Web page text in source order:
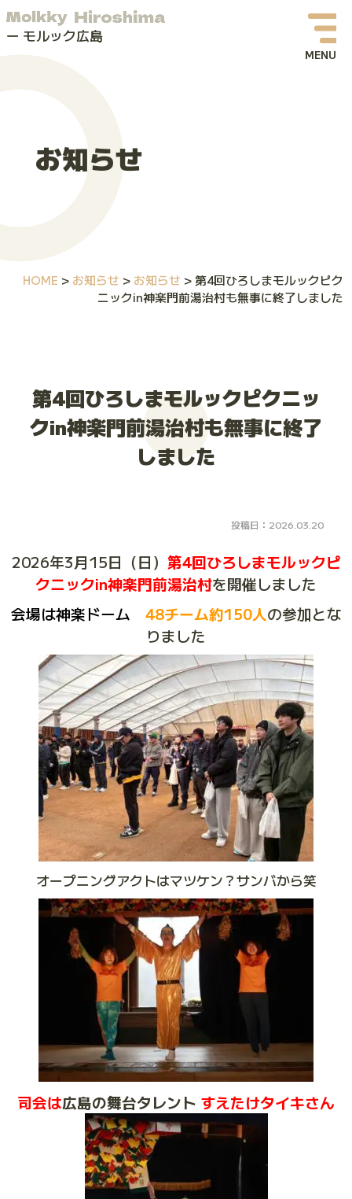
モルックってなに？
お問い合わせ
大会お申し込み
モルック広島
お知らせ
HOME > お知らせ > お知らせ >第4回ひろしまモルックピク
ニックin神楽門前湯治村も無事に終了しました
第4回ひろしまモルックピクニッ
クin神楽門前湯治村も無事に終了
しました
投稿日：2026.03.20
2026年3月15日（日） 第4回ひろしまモルックピ
クニックin神楽門前湯治村を開催しました
会場は神楽ドーム 48チーム約150人の参加とな
りました
オープニングアクトはマツケン？サンバから笑
司会は広島の舞台タレント すえたけタイキさん